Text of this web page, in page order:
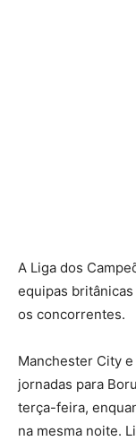
A Liga dos
equipas
os concorrentes.
Manchester City
jornadas para
terça-feira,
na mesma noite.